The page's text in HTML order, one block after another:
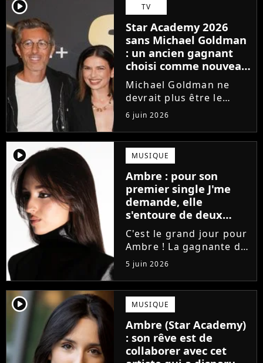
chanson arrivée
tardivement vis-à-vis
des carrières...
player2 TV
Star Academy 2026
sans Michael Goldman
: un ancien gagnant
choisi comme nouveau
directeur ?
Michael Goldman ne
devrait plus être le
directeur de la Star
Academy lors de la
saison 2026. Et pour lui
succéder, c'est un
ancien gagnant de
l'émission de TF1 qui
sera aujourd'hui...
6 juin 2026
player2 MUSIQUE
Ambre : pour son
premier single J'me
demande, elle
s'entoure de deux
proches de Slimane
C'est le grand jour pour
Ambre ! La gagnante de
la Star Academy fait ses
premiers pas dans
l'industrie en publiant
J'me demande, un
premier single que la
chanteuse a
confectionné avec...
5 juin 2026
player2 MUSIQUE
Ambre (Star Academy)
: son rêve est de
collaborer avec cet